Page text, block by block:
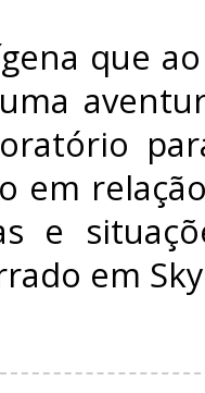
que
em
e
em